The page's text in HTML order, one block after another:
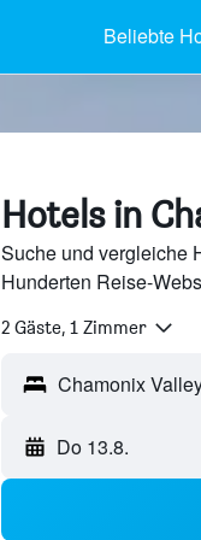
Beliebte
Hotels in
Suche und vergleiche
Hunderten Reise-
2 Gäste, 1 Zimmer
Do 13.8.